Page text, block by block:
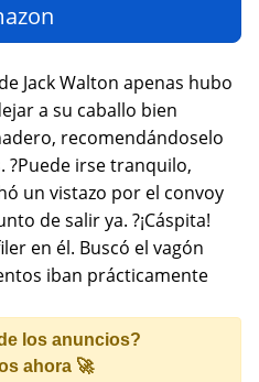
Jack Walton apenas hubo
a su caballo bien
recomendándoselo
?Puede irse tranquilo,
un vistazo por el convoy
de salir ya. ?¡Cáspita!
en él. Buscó el vagón
iban prácticamente
los anuncios?
ahora 🚀